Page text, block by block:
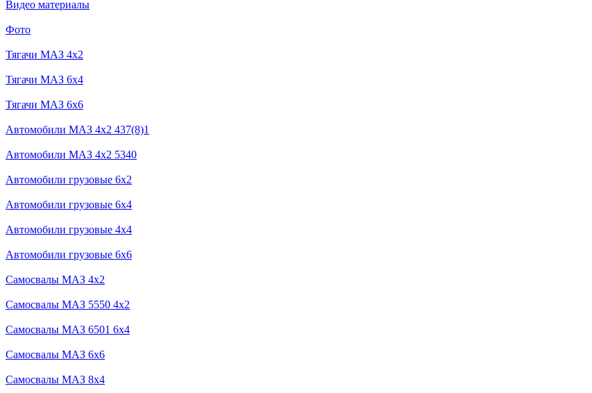
Видео материалы
Фото
Тягачи MAЗ 4x2
Тягачи MAЗ 6x4
Тягачи MAЗ 6x6
Автомобили МАЗ 4x2 437(8)1
Автомобили МАЗ 4x2 5340
Автомобили грузовые 6x2
Автомобили грузовые 6х4
Автомобили грузовые 4х4
Автомобили грузовые 6x6
Самосвалы МАЗ 4x2
Самосвалы МАЗ 5550 4x2
Самосвалы МАЗ 6501 6x4
Самосвалы МАЗ 6x6
Самосвалы МАЗ 8x4